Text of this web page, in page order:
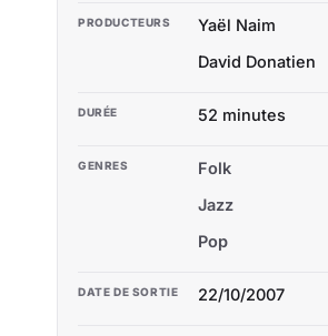
PRODUCTEURS
Yaël Naim
David Donatien
DURÉE 52 minutes
GENRES
Folk
Jazz
Pop
DATE DE SORTIE 22/10/2007